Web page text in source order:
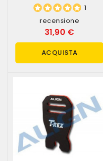
1
recensione
31,90 €
ACQUISTA